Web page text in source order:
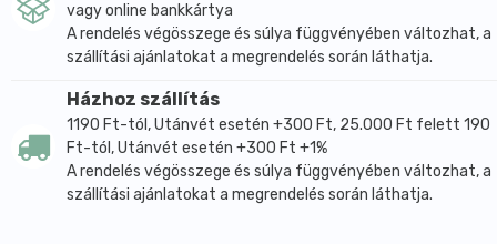
vagy online bankkártya
A rendelés végösszege és súlya függvényében változhat, a
szállítási ajánlatokat a megrendelés során láthatja.
Házhoz szállítás
1190 Ft-tól, Utánvét esetén +300 Ft, 25.000 Ft felett 190
Ft-tól, Utánvét esetén +300 Ft +1%
A rendelés végösszege és súlya függvényében változhat, a
szállítási ajánlatokat a megrendelés során láthatja.